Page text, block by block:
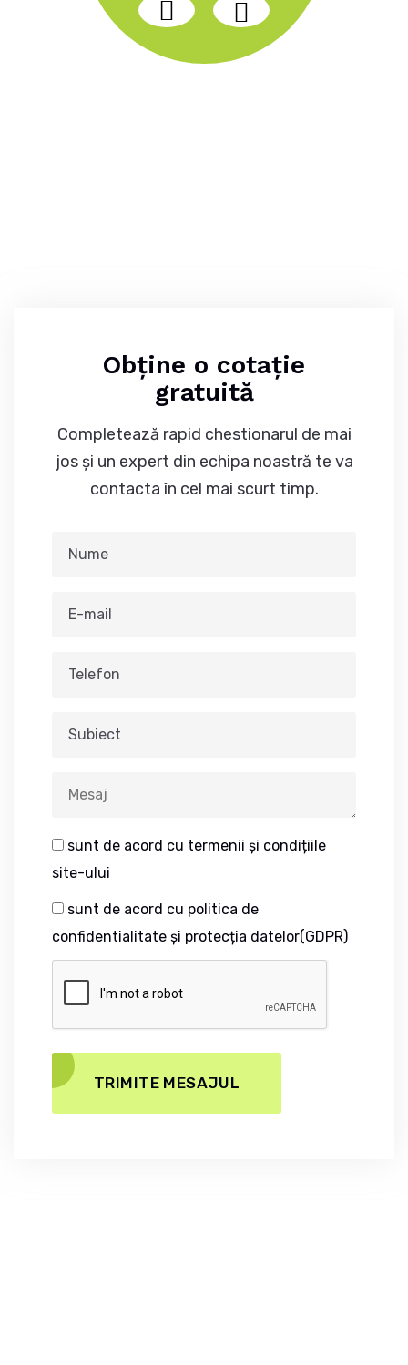
Obține o cotație
gratuită
Completează rapid chestionarul de mai
jos și un expert din echipa noastră te va
contacta în cel mai scurt timp.
sunt de acord cu termenii și condițiile
site-ului
sunt de acord cu politica de
confidentialitate și protecția datelor(GDPR)
TRIMITE MESAJUL